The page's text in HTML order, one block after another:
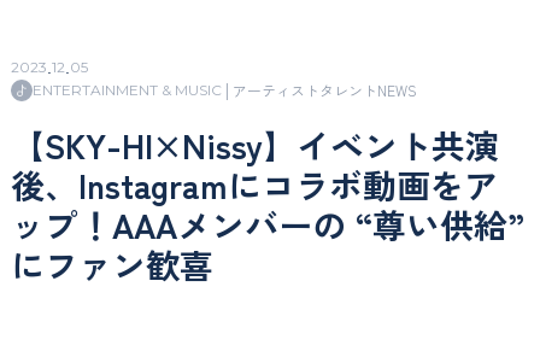
2023 12 05
ENTERTAINMENT & MUSIC | アーティスト タレントNEWS
【SKY-HI×Nissy】イベント共演
後、Instagramにコラボ動画をア
ップ！AAAメンバーの “尊い供給”
にファン歓喜